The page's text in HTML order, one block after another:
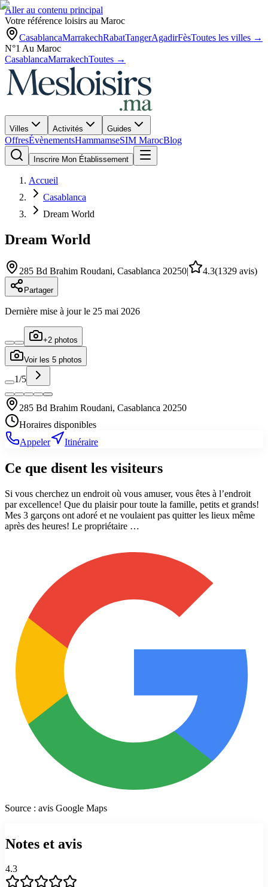
Aller au contenu principal
Votre référence loisirs au Maroc
CasablancaMarrakechRabatTangerAgadirFèsToutes les villes →
N°1 Au Maroc
CasablancaMarrakechToutes →
Villes Activités Guides
OffresÉvènementsHammamseSIM MarocBlog
Inscrire Mon Établissement
Accueil
Casablanca
Dream World
Dream World
285 Bd Brahim Roudani, Casablanca 20250| 4.3(1329 avis)
Partager
Dernière mise à jour le 25 mai 2026
+2 photos
Voir les 5 photos
1/5
285 Bd Brahim Roudani, Casablanca 20250
Horaires disponibles
Appeler
Itinéraire
Ce que disent les visiteurs
Si vous cherchez un endroit où vous amuser, vous êtes à l’endroit
par excellence! Que du plaisir pour toute la famille, petits et grands!
Mes 3 garçons ont adoré et ne voulaient pas quitter les lieux même
après des heures! Le propriétaire …
Source : avis Google Maps
Notes et avis
4.3